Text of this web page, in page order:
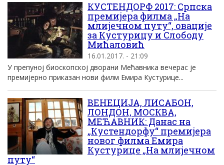
КУСТЕНДОРФ 2017: Српска
премијера филма „На
млијечном путу“, овације
за Кустурицу и Слободу
Мићаловић
16.01.2017. - 21:09
У препуној биоскопској дворани Мећавника вечерас је
премијерно приказан нови филм Емира Кустурице...
ВЕНЕЦИЈА, ЛИСАБОН,
ЛОНДОН, МОСКВА,
МЕЋАВНИК: Данас на
„Кустендорфу“ премијера
новог филма Емира
Кустурице „На млијечном
путу“